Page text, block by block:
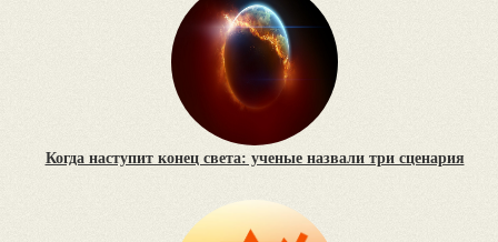
Когда наступит конец света: ученые назвали три сценария